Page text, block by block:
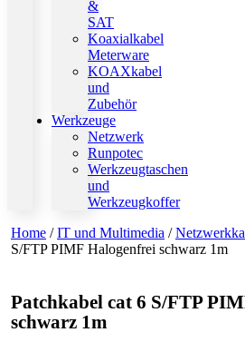
&
SAT
Koaxialkabel
Meterware
KOAXkabel
und
Zubehör
Werkzeuge
Netzwerk
Runpotec
Werkzeugtaschen
und
Werkzeugkoffer
Home /IT und Multimedia /
S/FTP PIMF Halogenfrei schwarz 1m
Patchkabel cat 6 S/FTP
schwarz 1m